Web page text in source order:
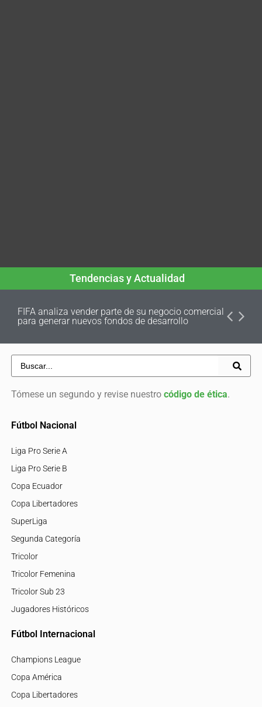
Tendencias y Actualidad
FIFA analiza vender parte de su negocio comercial
para generar nuevos fondos de desarrollo
Tómese un segundo y revise nuestro código de ética.
Fútbol Nacional
Liga Pro Serie A
Liga Pro Serie B
Copa Ecuador
Copa Libertadores
SuperLiga
Segunda Categoría
Tricolor
Tricolor Femenina
Tricolor Sub 23
Jugadores Históricos
Fútbol Internacional
Champions League
Copa América
Copa Libertadores